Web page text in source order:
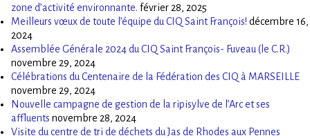
zone d’activité environnante. février 28, 2025
Meilleurs vœux de toute l’équipe du CIQ Saint François! décembre 16,
2024
Assemblée Générale 2024 du CIQ Saint François- Fuveau (le C.R.)
novembre 29, 2024
Célébrations du Centenaire de la Fédération des CIQ à MARSEILLE
novembre 29, 2024
Nouvelle campagne de gestion de la ripisylve de l’Arc et ses
affluents novembre 28, 2024
Visite du centre de tri de déchets du Jas de Rhodes aux Pennes